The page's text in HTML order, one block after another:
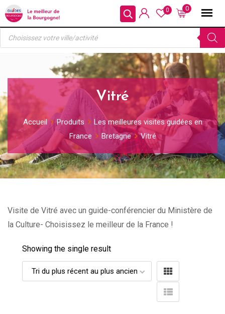
Skip
to
content
0
0
Recherche
produits
Vitré
Accueil Produits
Les meilleures visites guidées en
France
Bretagne Vitré
Visite de Vitré avec un guide-conférencier du Ministère de
la Culture- Choisissez le meilleur de la France !
Showing the single result